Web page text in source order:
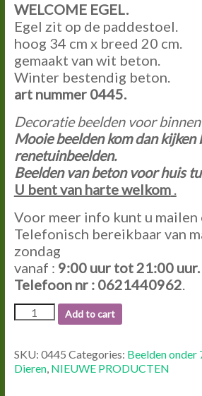
WELCOME EGEL.
Egel zit op de paddestoel.
hoog 34 cm x breed 20 cm.
gemaakt van wit beton.
Winter bestendig beton.
art nummer 0445.
Decoratie beelden voor
Mooie beelden kom dan kijken
renetuinbeelden.
Beelden van beton voor huis
U bent van harte welkom.
Voor meer info kunt u
Telefonisch bereikbaar van
zondag
vanaf : 9:00uur tot21:00uur.
Telefoon nr : 0621440962.
0445
WELCOME
quantity
Add to cart
SKU: 0445 Categories: Beelden onder
Dieren, NIEUWE PRODUCTEN